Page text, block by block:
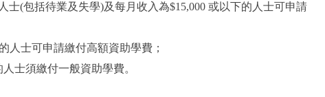
士(包括待業及失學)及每月收入為$15,000 或以下的人士可申請
人士可申請繳付高額資助學費；
士須繳付一般資助學費。